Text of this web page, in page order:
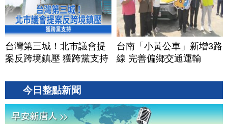
台灣第三城！北市議會提
案反跨境鎮壓 獲跨黨支持
台南「小黃公車」新增3路
線 完善偏鄉交通運輸
今日整點新聞